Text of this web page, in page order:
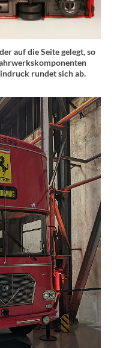
auf die Seite gelegt, so
rundet sich ab.